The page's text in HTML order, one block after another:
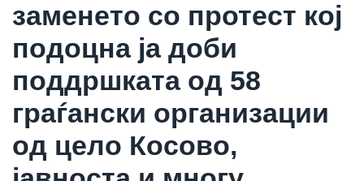
заменето со протест кој
подоцна ја доби
поддршката од 58
граѓански организации
од цело Косово,